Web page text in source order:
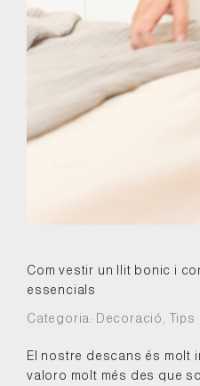
Com vestir un llit bonic i
essencials
Categoria: Decoració Tips
El nostre descans és molt
valoro molt més des que